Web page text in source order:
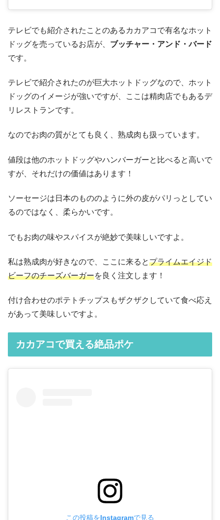
テレビでも紹介されたことのあるカカアコで有名なホット
ドッグを売っているお店が、 ブッチャー・アンド・バード
です。
テレビで紹介されたのが巨大ホットドッグなので、ホット
ドッグのイメージが強いですが、ここは精肉店でもあるデ
リレストランです。
なのでお肉の質がとても良く、熟成肉も扱っています。
値段は他のホットドッグやハンバーガーと比べると高いで
すが、それだけの価値はあります！
ソーセージは日本のもののように外の皮がパリっとしてい
るのではなく、柔らかいです。
でもお肉の味やスパイスが絶妙で美味しいですよ。
私は熟成肉が好きなので、ここに来るとプライムエイジド
ビーフのチーズバーガーを良く注文します！
付け合わせのポテトチップスもザクザクしていて食べ応え
があって美味しいですよ。
カカアコで買える絶品ポケ
この投稿をInstagramで見る